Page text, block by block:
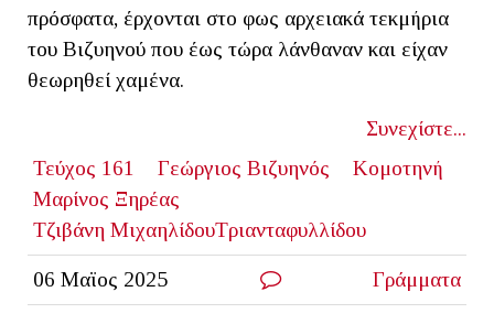
πρόσφατα, έρχονται στο φως αρχειακά τεκμήρια
του Βιζυηνού που έως τώρα λάνθαναν και είχαν
θεωρηθεί χαμένα.
Συνεχίστε...
Τεύχος 161
Γεώργιος Βιζυηνός
Κομοτηνή
Μαρίνος Ξηρέας
Τζιβάνη ΜιχαηλίδουΤριανταφυλλίδου
06 Μαϊος 2025 Γράμματα